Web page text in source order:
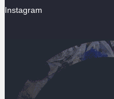
Instagram